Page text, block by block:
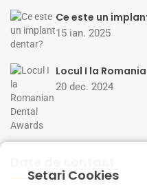
Setari Cookies
Ce este un
15 ian. 2025
Locul I la
20 dec. 2024